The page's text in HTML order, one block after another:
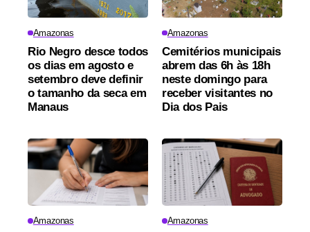
Amazonas
Rio Negro desce todos
os dias em agosto e
setembro deve definir
o tamanho da seca em
Manaus
Amazonas
Cemitérios municipais
abrem das 6h às 18h
neste domingo para
receber visitantes no
Dia dos Pais
Amazonas Amazonas